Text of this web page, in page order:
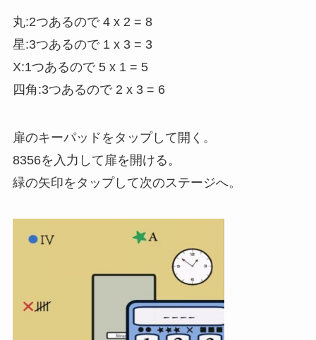
丸:2つあるので 4 x 2 = 8
星:3つあるので 1 x 3 = 3
X:1つあるので 5 x 1 = 5
四角:3つあるので 2 x 3 = 6
扉のキーパッドをタップして開く。
8356を入力して扉を開ける。
緑の矢印をタップして次のステージへ。